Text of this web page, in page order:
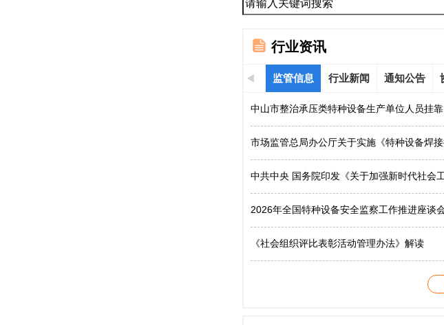
行业资讯
监管信息 行业新闻 通知公告
中山市整治承压类特种设备生产单位人员挂靠
市场监管总局办公厅关于实施《特种设备焊接
中共中央 国务院印发《关于加强新时代社会
2026年全国特种设备安全监察工作推进座谈
《社会组织评比表彰活动管理办法》解读